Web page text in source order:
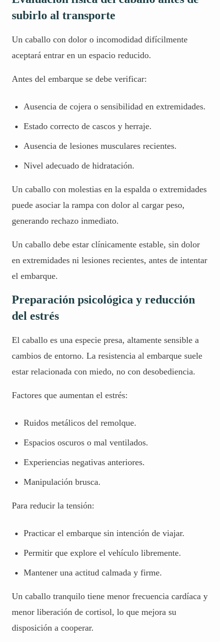
subirlo al transporte
Un caballo con dolor o incomodidad difícilmente
aceptará entrar en un espacio reducido.
Antes del embarque se debe verificar:
Ausencia de cojera o sensibilidad en extremidades.
Estado correcto de cascos y herraje.
Ausencia de lesiones musculares recientes.
Nivel adecuado de hidratación.
Un caballo con molestias en la espalda o extremidades
puede asociar la rampa con dolor al cargar peso,
generando rechazo inmediato.
Un caballo debe estar clínicamente estable, sin dolor
en extremidades ni lesiones recientes, antes de intentar
el embarque.
Preparación psicológica y reducción
del estrés
El caballo es una especie presa, altamente sensible a
cambios de entorno. La resistencia al embarque suele
estar relacionada con miedo, no con desobediencia.
Factores que aumentan el estrés:
Ruidos metálicos del remolque.
Espacios oscuros o mal ventilados.
Experiencias negativas anteriores.
Manipulación brusca.
Para reducir la tensión:
Practicar el embarque sin intención de viajar.
Permitir que explore el vehículo libremente.
Mantener una actitud calmada y firme.
Un caballo tranquilo tiene menor frecuencia cardíaca y
menor liberación de cortisol, lo que mejora su
disposición a cooperar.